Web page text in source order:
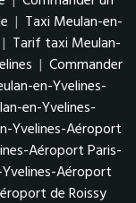
| Taxi Meulan-en-
| Tarif taxi Meulan-
| Commander
en-Yvelines-
en-Yvelines-
Yvelines-Aéroport
Aéroport Paris-
Aéroport
de Roissy